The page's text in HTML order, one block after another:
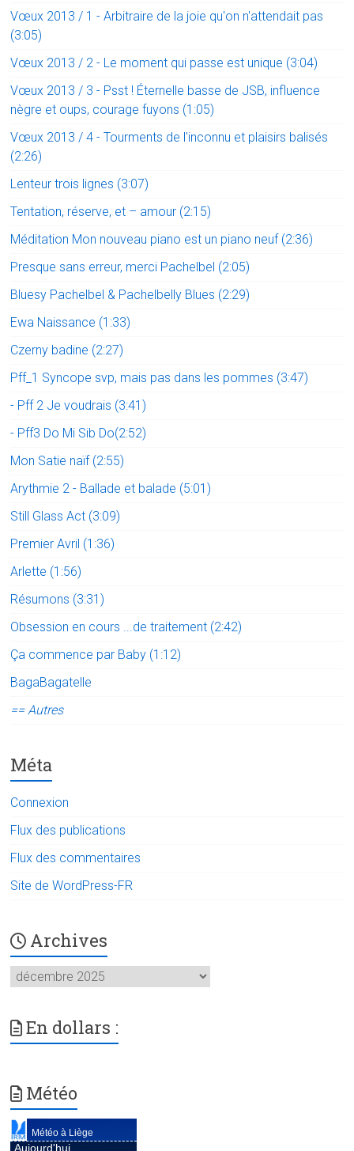
Vœux 2013 / 1 - Arbitraire de la joie qu'on n'attendait pas
(3:05)
Vœux 2013 / 2 - Le moment qui passe est unique (3:04)
Vœux 2013 / 3 - Psst ! Éternelle basse de JSB, influence
nègre et oups, courage fuyons (1:05)
Vœux 2013 / 4 - Tourments de l'inconnu et plaisirs balisés
(2:26)
Lenteur trois lignes (3:07)
Tentation, réserve, et – amour (2:15)
Méditation Mon nouveau piano est un piano neuf (2:36)
Presque sans erreur, merci Pachelbel (2:05)
Bluesy Pachelbel & Pachelbelly Blues (2:29)
Ewa Naissance (1:33)
Czerny badine (2:27)
Pff_1 Syncope svp, mais pas dans les pommes (3:47)
- Pff 2 Je voudrais (3:41)
- Pff3 Do Mi Sib Do(2:52)
Mon Satie naïf (2:55)
Arythmie 2 - Ballade et balade (5:01)
Still Glass Act (3:09)
Premier Avril (1:36)
Arlette (1:56)
Résumons (3:31)
Obsession en cours ...de traitement (2:42)
Ça commence par Baby (1:12)
BagaBagatelle
== Autres
Méta
Connexion
Flux des publications
Flux des commentaires
Site de WordPress-FR
Archives
Archives
En dollars :
Météo